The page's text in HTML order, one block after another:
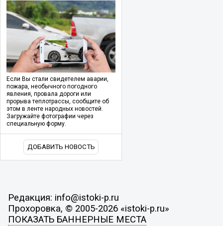
Если Вы стали свидетелем аварии,
пожара, необычного погодного
явления, провала дороги или
прорыва теплотрассы, сообщите об
этом в ленте народных новостей.
Загружайте фотографии через
специальную форму.
ДОБАВИТЬ НОВОСТЬ
Редакция: info@istoki-p.ru
Прохоровка, © 2005-2026 «istoki-p.ru»
ПОКАЗАТЬ БАННЕРНЫЕ МЕСТА